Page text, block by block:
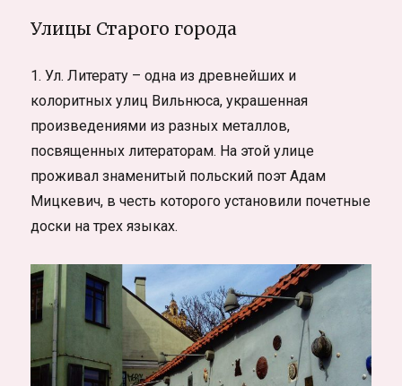
Улицы Старого города
1. Ул. Литерату – одна из древнейших и
колоритных улиц Вильнюса, украшенная
произведениями из разных металлов,
посвященных литераторам. На этой улице
проживал знаменитый польский поэт Адам
Мицкевич, в честь которого установили почетные
доски на трех языках.